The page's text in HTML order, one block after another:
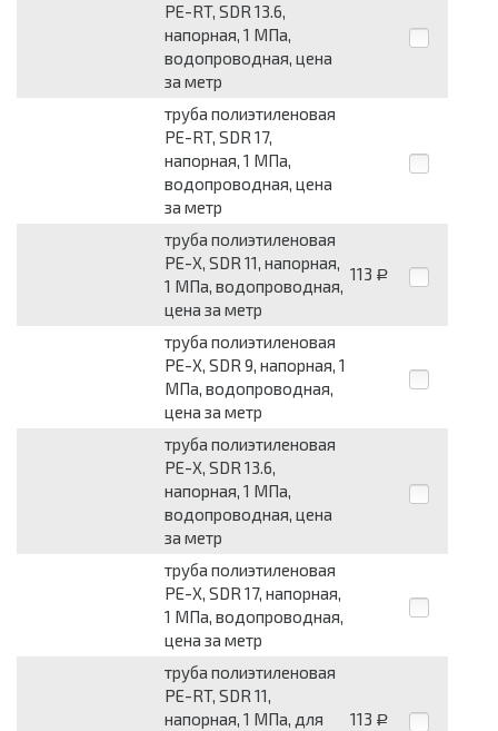
PE-RT, SDR 13.6,
напорная, 1 МПа,
водопроводная, цена
за метр
труба полиэтиленовая
PE-RT, SDR 17,
напорная, 1 МПа,
водопроводная, цена
за метр
труба полиэтиленовая
PE-X, SDR 11, напорная,
1 МПа, водопроводная,
цена за метр
113 Р
труба полиэтиленовая
PE-X, SDR 9, напорная, 1
МПа, водопроводная,
цена за метр
труба полиэтиленовая
PE-X, SDR 13.6,
напорная, 1 МПа,
водопроводная, цена
за метр
труба полиэтиленовая
PE-X, SDR 17, напорная,
1 МПа, водопроводная,
цена за метр
труба полиэтиленовая
PE-RT, SDR 11,
напорная, 1 МПа, для
113 Р